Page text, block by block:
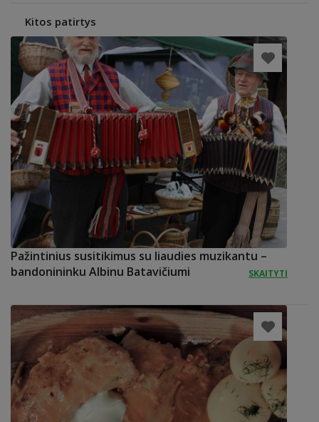
Kitos patirtys
Pažintinius susitikimus su liaudies muzikantu –
bandonininku Albinu Batavičiumi
SKAITYTI